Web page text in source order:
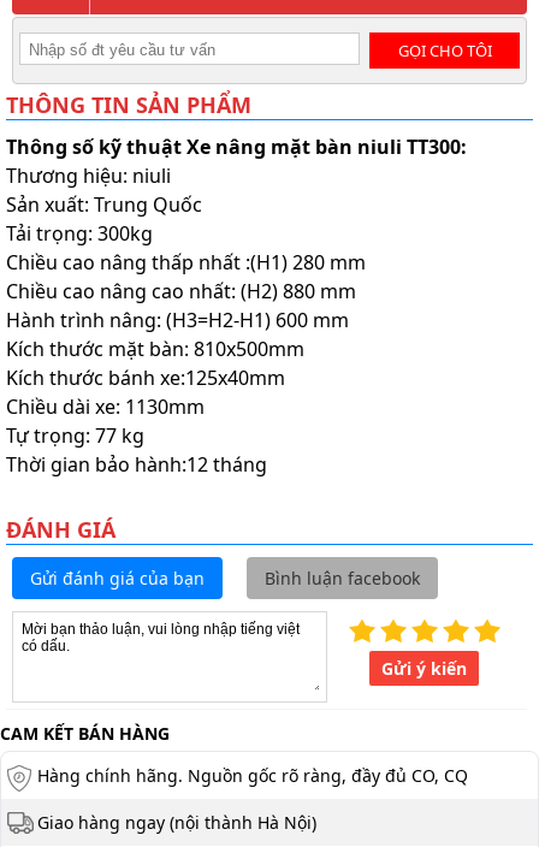
GỌI CHO TÔI
THÔNG TIN SẢN PHẨM
Thông số kỹ thuật Xe nâng mặt bàn niuli TT300:
Thương hiệu: niuli
Sản xuất: Trung Quốc
Tải trọng: 300kg
Chiều cao nâng thấp nhất :(H1) 280 mm
Chiều cao nâng cao nhất: (H2) 880 mm
Hành trình nâng: (H3=H2-H1) 600 mm
Kích thước mặt bàn: 810x500mm
Kích thước bánh xe:125x40mm
Chiều dài xe: 1130mm
Tự trọng: 77 kg
Thời gian bảo hành:12 tháng
ĐÁNH GIÁ
Gửi đánh giá của bạn Bình luận facebook
Gửi ý kiến
CAM KẾT BÁN HÀNG
Hàng chính hãng. Nguồn gốc rõ ràng, đầy đủ CO, CQ
Giao hàng ngay (nội thành Hà Nội)